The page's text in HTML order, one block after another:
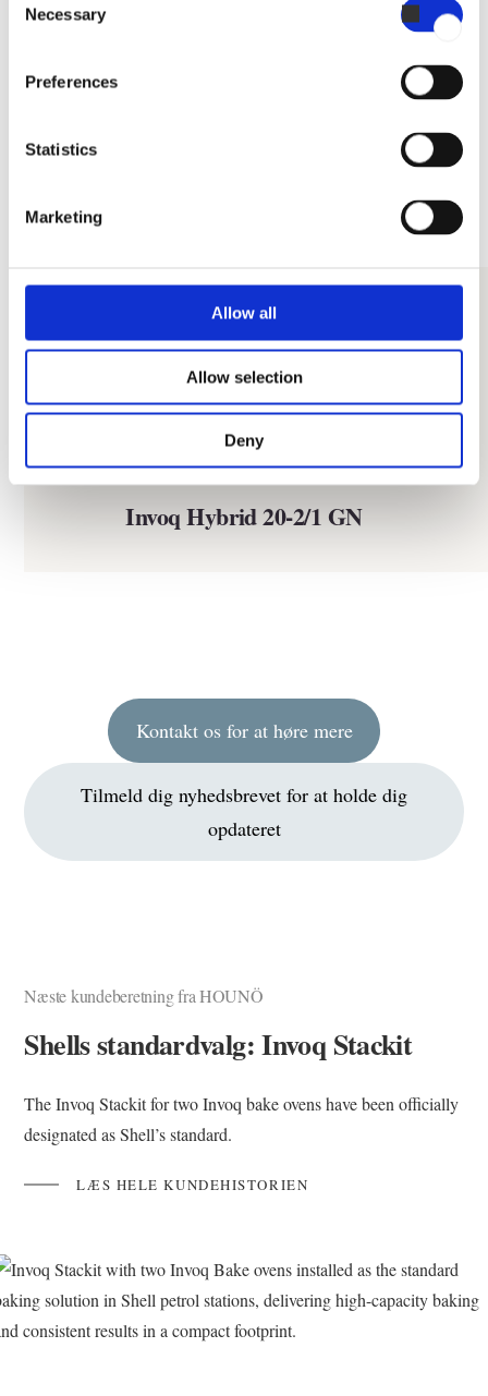
Selection
Necessary
Preferences
Statistics
Marketing
Allow all
Allow selection
Deny
ovnsmodellerne
Invoq Hybrid 20-2/1 GN
Kontakt os for at høre mere
Tilmeld dig nyhedsbrevet for at holde dig
opdateret
Næste kundeberetning fra HOUNÖ
Shells standardvalg: Invoq Stackit
The Invoq Stackit for two Invoq bake ovens have been officially
designated as Shell’s standard.
LÆS HELE KUNDEHISTORIEN